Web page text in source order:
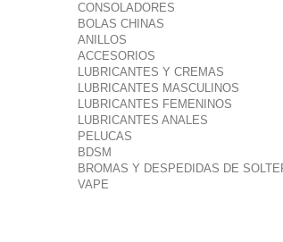
CONSOLADORES
BOLAS CHINAS
ANILLOS
ACCESORIOS
LUBRICANTES Y CREMAS
LUBRICANTES MASCULINOS
LUBRICANTES FEMENINOS
LUBRICANTES ANALES
PELUCAS
BDSM
BROMAS Y DESPEDIDAS DE
VAPE